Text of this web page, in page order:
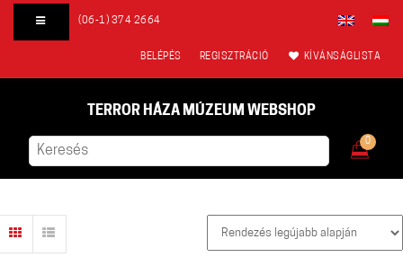
(06-1) 374 2664
BELÉPÉS REGISZTRÁCIÓ KÍVÁNSÁGLISTA
TERROR HÁZA MÚZEUM WEBSHOP
0